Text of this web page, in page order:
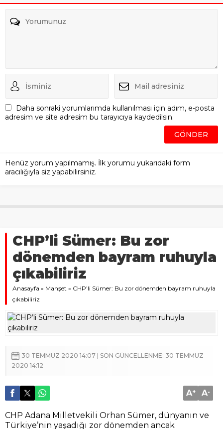
Daha sonraki yorumlarımda kullanılması için adım, e-posta
adresim ve site adresim bu tarayıcıya kaydedilsin.
Henüz yorum yapılmamış. İlk yorumu yukarıdaki form
aracılığıyla siz yapabilirsiniz.
CHP’li Sümer: Bu zor
dönemden bayram ruhuyla
çıkabiliriz
Anasayfa » Manşet » CHP’li Sümer: Bu zor dönemden bayram ruhuyla
çıkabiliriz
30 TEMMUZ 2020 14:07 | SON GÜNCELLENME: 30 TEMMUZ
2020 14:12
A+ A-
CHP Adana Milletvekili Orhan Sümer, dünyanın ve
Türkiye’nin yaşadığı zor dönemden ancak